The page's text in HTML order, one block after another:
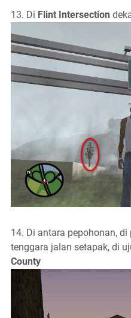
13. Di Flint Intersection
14. Di antara pepohonan,
tenggara jalan setapak, di
County